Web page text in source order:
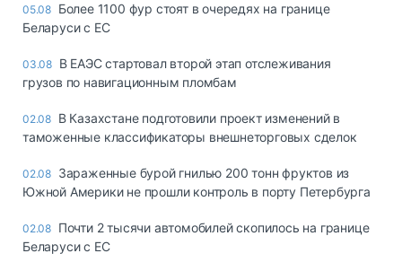
05.08 Более 1100 фур стоят в очередях на границе
Беларуси с ЕС
03.08 В ЕАЭС стартовал второй этап отслеживания
грузов по навигационным пломбам
02.08 В Казахстане подготовили проект изменений в
таможенные классификаторы внешнеторговых сделок
02.08 Зараженные бурой гнилью 200 тонн фруктов из
Южной Америки не прошли контроль в порту Петербурга
02.08 Почти 2 тысячи автомобилей скопилось на границе
Беларуси с ЕС